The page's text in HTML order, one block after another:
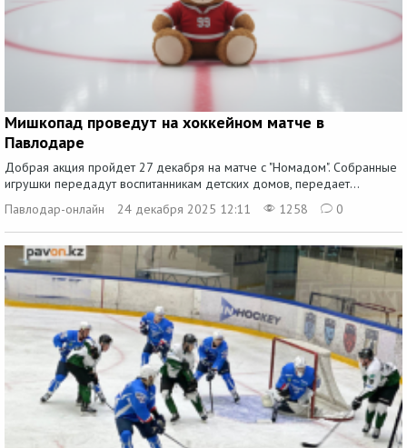
Мишкопад проведут на хоккейном матче в
Павлодаре
Добрая акция пройдет 27 декабря на матче с "Номадом". Собранные
игрушки передадут воспитанникам детских домов, передает...
Павлодар-онлайн
24 декабря 2025 12:11 1258 0